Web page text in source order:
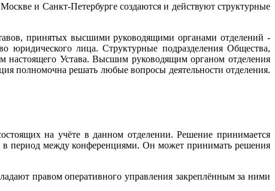
и Санкт-Петербурге создаются и действуют структурные
принятых высшими руководящими органами отделений -
юридического лица. Структурные подразделения Общества,
Устава. Высшим руководящим органом отделения
полномочна решать любые вопросы деятельности отделения.
на учёте в данном отделении. Решение принимается
в период между конференциями. Он может принимать решения
правом оперативного управления закреплённым за ними